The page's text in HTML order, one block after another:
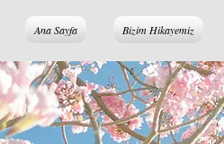
Ana Sayfa Bizim Hikayemiz